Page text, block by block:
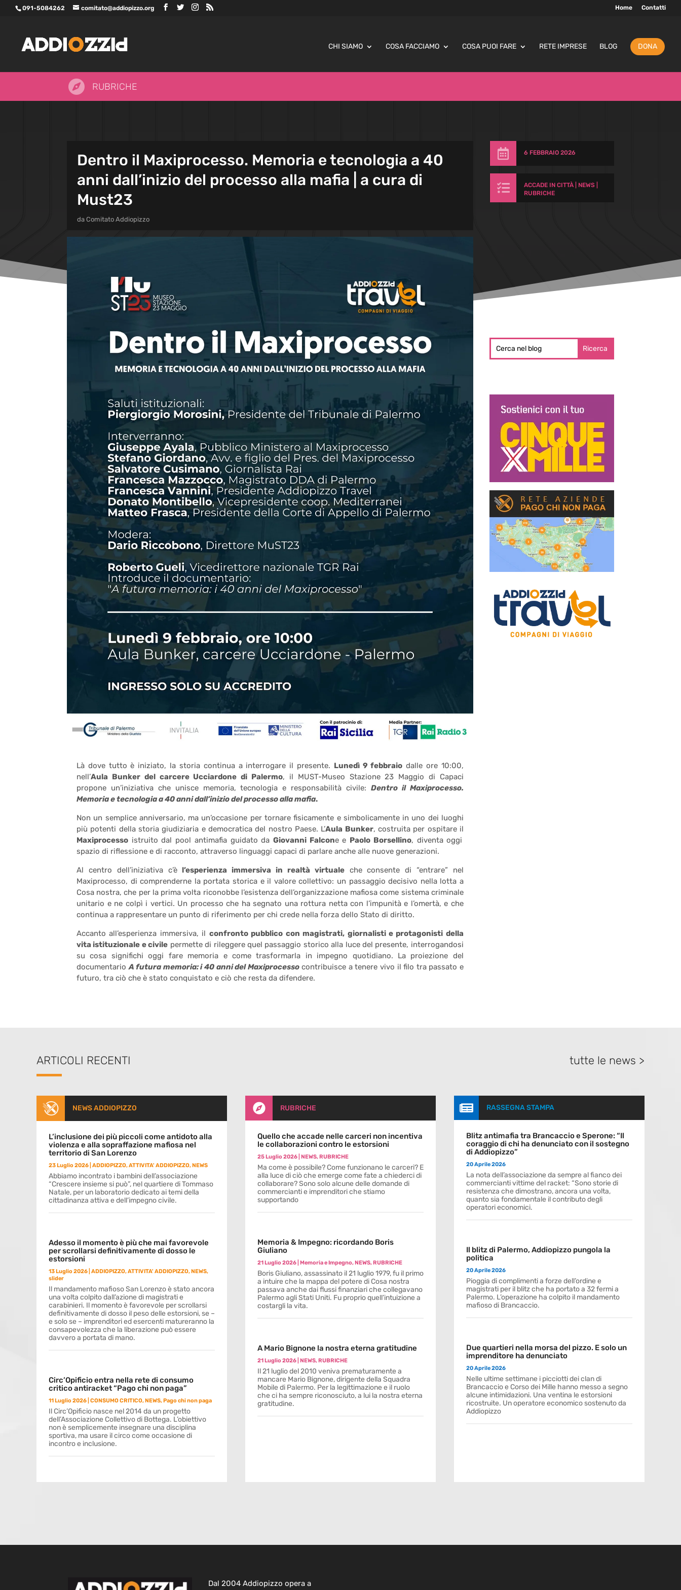
091-5084262 comitato@addiopizzo.org Home Contatti
CHI SIAMO COSA FACCIAMO COSA PUOI FARE RETE IMPRESE BLOG DONA
 RUBRICHE
Dentro il Maxiprocesso. Memoria e tecnologia a 40
anni dall’inizio del processo alla mafia | a cura di
Must23
da Comitato Addiopizzo
 6 FEBBRAIO 2026
 ACCADE IN CITTÀ| NEWS|
RUBRICHE
Là dove tutto è iniziato, la storia continua a interrogare il presente. Lunedì 9 febbraio dalle ore 10:00,
nell’Aula Bunker del carcere Ucciardone di Palermo, il MUST-Museo Stazione 23 Maggio di Capaci
propone un’iniziativa che unisce memoria, tecnologia e responsabilità civile:Dentro il Maxiprocesso.
Memoria e tecnologia a 40 anni dall’inizio del processo alla mafia.
Non un semplice anniversario, ma un’occasione per tornare fisicamente e simbolicamente in uno dei luoghi
più potenti della storia giudiziaria e democratica del nostro Paese. L’Aula Bunker, costruita per ospitare il
Maxiprocesso istruito dal pool antimafia guidato da Giovanni Falcone e Paolo Borsellino, diventa oggi
spazio di riflessione e di racconto, attraverso linguaggi capaci di parlare anche alle nuove generazioni.
Al centro dell’iniziativa c’è l’esperienza immersiva in realtà virtualeche consente di “entrare” nel
Maxiprocesso, di comprenderne la portata storica e il valore collettivo: un passaggio decisivo nella lotta a
Cosa nostra, che per la prima volta riconobbe l’esistenza dell’organizzazione mafiosa come sistema criminale
unitario e ne colpì i vertici. Un processo che ha segnato una rottura netta con l’impunità e l’omertà, e che
continua a rappresentare un punto di riferimento per chi crede nella forza dello Stato di diritto.
Accanto all’esperienza immersiva, il confronto pubblico con magistrati, giornalisti e protagonisti della
vita istituzionale e civile permette di rileggere quel passaggio storico alla luce del presente, interrogandosi
su cosa significhi oggi fare memoria e come trasformarla in impegno quotidiano. La proiezione del
documentarioA futura memoria: i 40 anni del Maxiprocessocontribuisce a tenere vivo il filo tra passato e
futuro, tra ciò che è stato conquistato e ciò che resta da difendere.
ARTICOLI RECENTI tutte le news >
NEWS ADDIOPIZZO
L’inclusione dei più piccoli come antidoto alla
violenza e alla sopraffazione mafiosa nel
territorio di San Lorenzo
23 Luglio 2026 ADDIOPIZZO,ATTIVITA' ADDIOPIZZO,NEWS
Abbiamo incontrato i bambini dell’associazione
“Crescere insieme si può”, nel quartiere di Tommaso
Natale, per un laboratorio dedicato ai temi della
cittadinanza attiva e dell’impegno civile.
Adesso il momento è più che mai favorevole
per scrollarsi definitivamente di dosso le
estorsioni
13 Luglio 2026 ADDIOPIZZO,ATTIVITA' ADDIOPIZZO,NEWS,
slider
Il mandamento mafioso San Lorenzo è stato ancora
una volta colpito dall’azione di magistrati e
carabinieri. Il momento è favorevole per scrollarsi
definitivamente di dosso il peso delle estorsioni, se –
e solo se – imprenditori ed esercenti matureranno la
consapevolezza che la liberazione può essere
davvero a portata di mano.
Circ’Opificio entra nella rete di consumo
critico antiracket “Pago chi non paga”
11 Luglio 2026 CONSUMO CRITICO,NEWS,Pago chi non paga
Il Circ’Opificio nasce nel 2014 da un progetto
dell’Associazione Collettivo di Bottega. L’obiettivo
non è semplicemente insegnare una disciplina
sportiva, ma usare il circo come occasione di
incontro e inclusione.
 RUBRICHE
Quello che accade nelle carceri non incentiva
le collaborazioni contro le estorsioni
25 Luglio 2026| NEWS,RUBRICHE
Ma come è possibile? Come funzionano le carceri? E
alla luce di ciò che emerge come fate a chiederci di
collaborare? Sono solo alcune delle domande di
commercianti e imprenditori che stiamo
supportando
Memoria & Impegno: ricordando Boris
Giuliano
21 Luglio 2026| Memoria e Impegno,NEWS,RUBRICHE
Boris Giuliano, assassinato il 21 luglio 1979, fu il primo
a intuire che la mappa del potere di Cosa nostra
passava anche dai flussi finanziari che collegavano
Palermo agli Stati Uniti. Fu proprio quell’intuizione a
costargli la vita.
A Mario Bignone la nostra eterna gratitudine
21 Luglio 2026| NEWS,RUBRICHE
Il 21 luglio del 2010 veniva prematuramente a
mancare Mario Bignone, dirigente della Squadra
Mobile di Palermo. Per la legittimazione e il ruolo
che ci ha sempre riconosciuto, a lui la nostra eterna
gratitudine.
 RASSEGNA STAMPA
Blitz antimafia tra Brancaccio e Sperone: “Il
coraggio di chi ha denunciato con il sostegno
di Addiopizzo”
20 Aprile 2026
La nota dell’associazione da sempre al fianco dei
commercianti vittime del racket: “Sono storie di
resistenza che dimostrano, ancora una volta,
quanto sia fondamentale il contributo degli
operatori economici.
Il blitz di Palermo, Addiopizzo pungola la
politica
20 Aprile 2026
Pioggia di complimenti a forze dell’ordine e
magistrati per il blitz che ha portato a 32 fermi a
Palermo. L’operazione ha colpito il mandamento
mafioso di Brancaccio.
Due quartieri nella morsa del pizzo. E solo un
imprenditore ha denunciato
20 Aprile 2026
Nelle ultime settimane i picciotti dei clan di
Brancaccio e Corso dei Mille hanno messo a segno
alcune intimidazioni. Una ventina le estorsioni
ricostruite. Un operatore economico sostenuto da
Addiopizzo
Dal 2004 Addiopizzo opera a